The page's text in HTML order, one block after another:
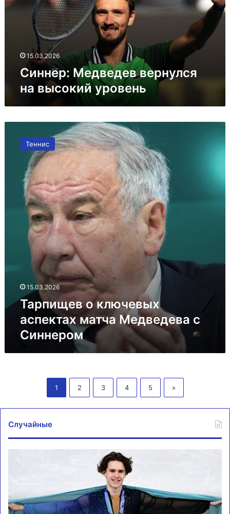
15.03.2026
Синнер: Медведев вернулся
на высокий уровень
ключевых
аспектах
Медведева
Синнером
Теннис
15.03.2026
Тарпищев о ключевых
аспектах матча Медведева с
Синнером
1 2 3 4 5 »
Случайные
шайбу
в